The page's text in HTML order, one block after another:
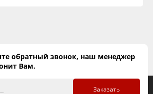
обратный звонок, наш менеджер
Вам.
Заказать